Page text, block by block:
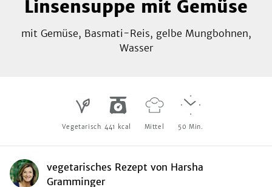
Linsensuppe mit Gemüse
mit Gemüse, Basmati-Reis, gelbe Mungbohnen,
Wasser
Vegetarisch 441 kcal Mittel 50 Min.
vegetarisches Rezept von Harsha
Gramminger